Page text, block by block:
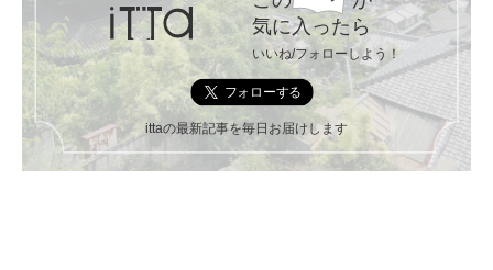
気に入ったら
いいね/フォローしよう！
ittaの最新記事を毎日お届けします